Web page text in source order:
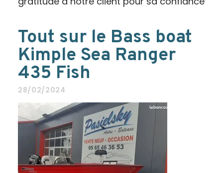
Tout sur le Bass boat
Kimple Sea Ranger
435 Fish
28/02/2024